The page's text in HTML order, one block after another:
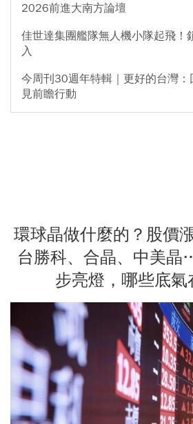
2026前進大南方論壇
佳世達集團艦隊無人機小隊起飛！
入
今周刊30週年特輯｜更好的台灣
見前瞻行動
環球晶做什麼的？股價
台勝科、合晶、中美
步亮燈，哪些底氣